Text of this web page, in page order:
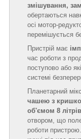
змішування,
обертаються
осі мотор-
перемішується
Пристрій має
час роботи з
поступово або
системі
Планетарний
чашею з
об'ємом 8 літрів
отвором, що
роботи